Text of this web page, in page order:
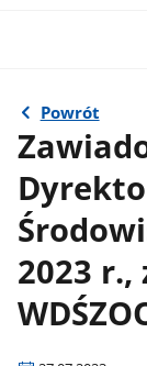
Powrót
2023 r.,